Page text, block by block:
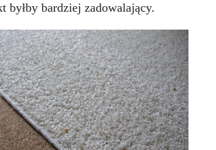
byłby bardziej zadowalający.